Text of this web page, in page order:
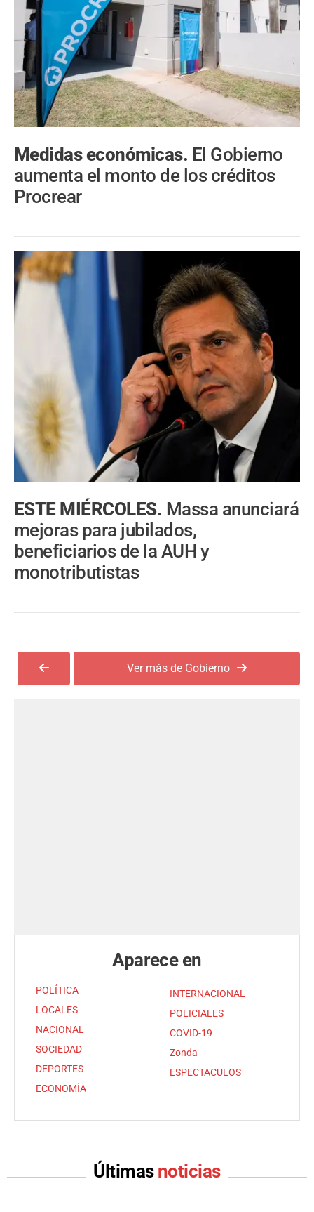
Medidas económicas. El Gobierno
aumenta el monto de los créditos
Procrear
ESTE MIÉRCOLES. Massa anunciará
mejoras para jubilados,
beneficiarios de la AUH y
monotributistas
Ver más de Gobierno
Aparece en
POLÍTICA
LOCALES
NACIONAL
SOCIEDAD
DEPORTES
ECONOMÍA
INTERNACIONAL
POLICIALES
COVID-19
Zonda
ESPECTACULOS
Últimas noticias